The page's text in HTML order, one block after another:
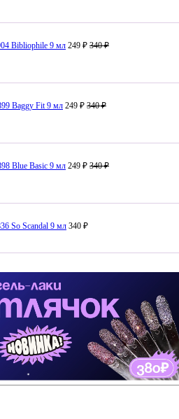
Bibliophile 9 мл 249 ₽ 340 ₽
Baggy Fit 9 мл 249 ₽ 340 ₽
Blue Basic 9 мл 249 ₽ 340 ₽
So Scandal 9 мл 340 ₽